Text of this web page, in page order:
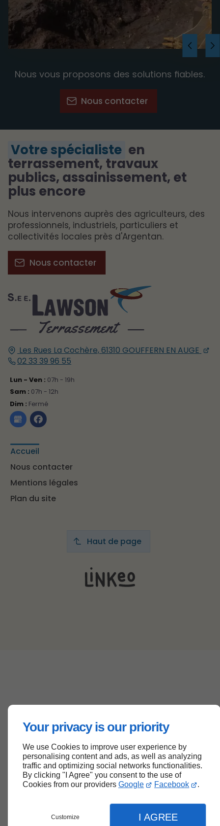
Your privacy is our priority
We use Cookies to improve user experience by
personalising content and ads, as well as analyzing
traffic and optimizing social networks functionalities.
By clicking "I Agree" you consent to the use of
Cookies from our providers Google Facebook .
Customize I AGREE
Nous vous proposons des solutions fiables.
Nous contacter
Les Rues La Cochère,61310 GOUFFERN EN AUGE
02 33 39 96 55
Lun - Ven : 07h - 19h
Sam : 07h - 12h
Dim : Fermé
Accueil
Nous contacter
Mentions légales
Plan du site
Votre spécialiste en
terrassement, travaux
publics, assainissement, et
plus encore
Nous intervenons auprès des agriculteurs, des
professionnels, industriels, particuliers et
collectivités locales près d'Argentan.
Nous contacter
Haut de page